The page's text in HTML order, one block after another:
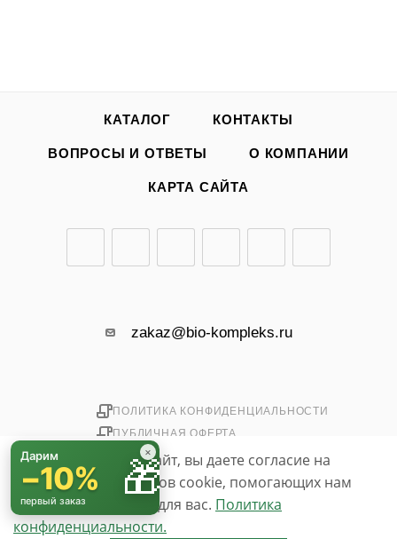
КАТАЛОГ КОНТАКТЫ
ВОПРОСЫ И ОТВЕТЫ О КОМПАНИИ
КАРТА САЙТА
zakaz@bio-kompleks.ru
ПОЛИТИКА КОНФИДЕНЦИАЛЬНОСТИ
ПУБЛИЧНАЯ ОФЕРТА
2026 © «БИО-комплекс»
До бесплатной доставки осталось
Используя данный сайт, вы даете согласие на
использование файлов cookie, помогающих нам
сделать его удобнее для вас. Политика
конфиденциальности.
Дарим
−10%
первый заказ 🎁
×